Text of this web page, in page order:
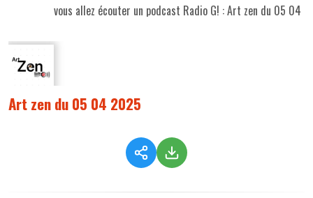
vous allez écouter un podcast Radio G! : Art zen du 05 04
Art zen du 05 04 2025